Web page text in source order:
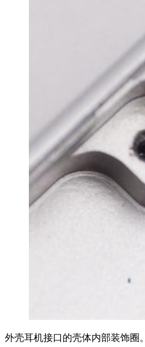
外壳耳机接口的壳体内部装饰圈。